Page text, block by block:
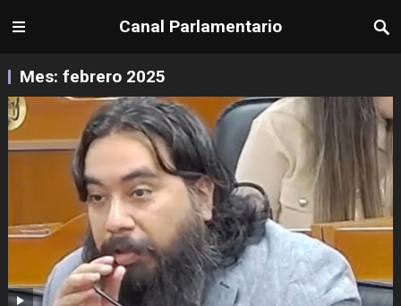
Canal Parlamentario
Mes: febrero 2025